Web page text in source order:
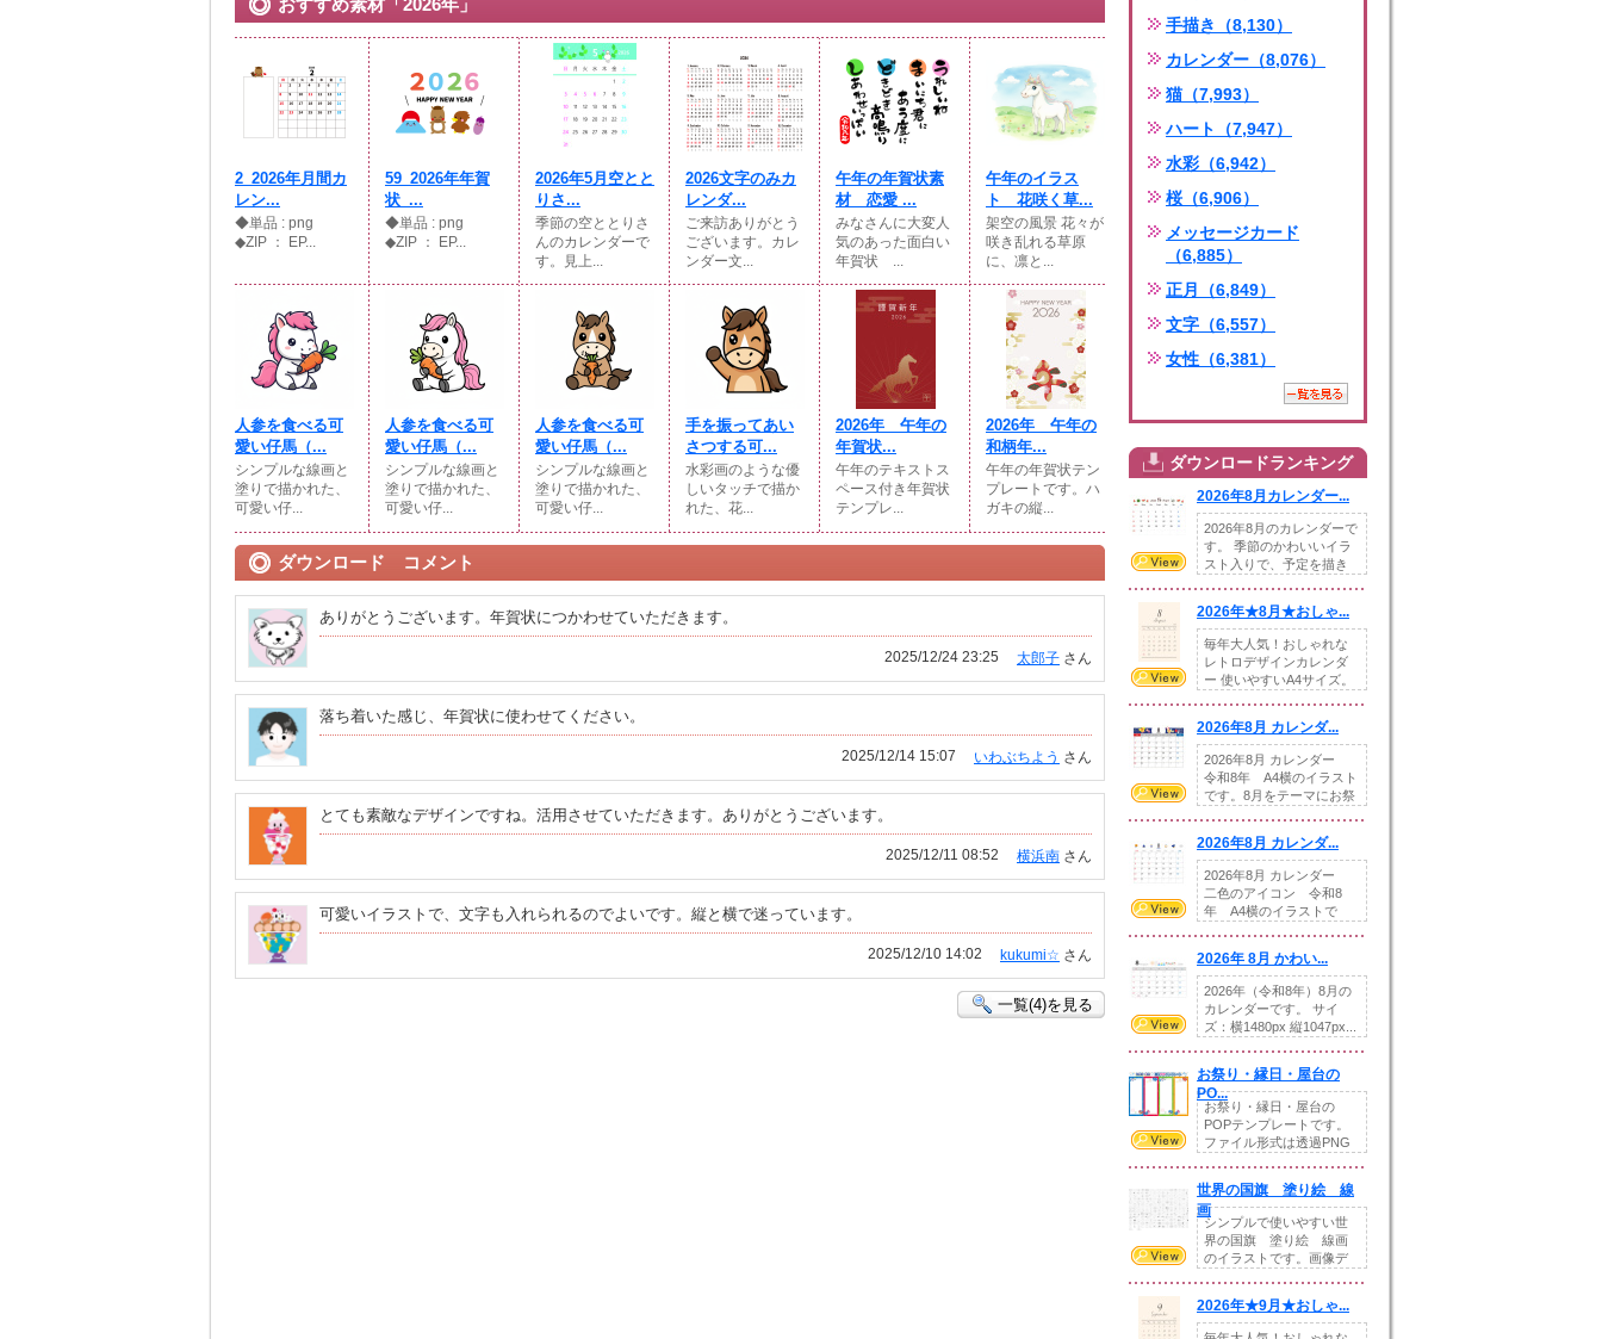
おすすめ素材「2026年」
2_2026年月間カ
レン...
◆単品 : png
◆ZIP ： EP...
59_2026年年賀
状_...
◆単品 : png
◆ZIP ： EP...
2026年5月空とと
りさ...
季節の空ととりさ
んのカレンダーで
す。見上...
2026文字のみカ
レンダ...
ご来訪ありがとう
ございます。カレ
ンダー文...
午年の年賀状素
材 恋愛 ...
みなさんに大変人
気のあった面白い
年賀状 ...
午年のイラス
ト 花咲く草...
架空の風景 花々が
咲き乱れる草原
に、凛と...
人参を食べる可
愛い仔馬（...
シンプルな線画と
塗りで描かれた、
可愛い仔...
人参を食べる可
愛い仔馬（...
シンプルな線画と
塗りで描かれた、
可愛い仔...
人参を食べる可
愛い仔馬（...
シンプルな線画と
塗りで描かれた、
可愛い仔...
手を振ってあい
さつする可...
水彩画のような優
しいタッチで描か
れた、花...
2026年 午年の
年賀状...
午年のテキストス
ペース付き年賀状
テンプレ...
2026年 午年の
和柄年...
午年の年賀状テン
プレートです。ハ
ガキの縦...
ダウンロード コメント
ありがとうございます。年賀状につかわせていただきます。
太郎子 さん
2025/12/24 23:25
落ち着いた感じ、年賀状に使わせてください。
いわぶちよう さん
2025/12/14 15:07
とても素敵なデザインですね。活用させていただきます。ありがとうございます。
横浜南 さん
2025/12/11 08:52
可愛いイラストで、文字も入れられるのでよいです。縦と横で迷っています。
kukumi☆ さん
2025/12/10 14:02
一覧(4)を見る
手描き（8,130）
カレンダー（8,076）
猫（7,993）
ハート（7,947）
水彩（6,942）
桜（6,906）
メッセージカード
（6,885）
正月（6,849）
文字（6,557）
女性（6,381）
ダウンロードランキング
2026年8月カレンダー...
2026年8月のカレンダーで
す。 季節のかわいいイラ
スト入りで、予定を描き
2026年★8月★おしゃ...
毎年大人気！おしゃれな
レトロデザインカレンダ
ー 使いやすいA4サイズ。
2026年8月 カレンダ...
2026年8月 カレンダー
令和8年 A4横のイラスト
です。8月をテーマにお祭
2026年8月 カレンダ...
2026年8月 カレンダー
二色のアイコン 令和8
年 A4横のイラストで
2026年 8月 かわい...
2026年（令和8年）8月の
カレンダーです。 サイ
ズ：横1480px 縦1047px...
お祭り・縁日・屋台の
PO...
お祭り・縁日・屋台の
POPテンプレートです。
ファイル形式は透過PNG
世界の国旗 塗り絵 線
画
シンプルで使いやすい世
界の国旗 塗り絵 線画
のイラストです。画像デ
2026年★9月★おしゃ...